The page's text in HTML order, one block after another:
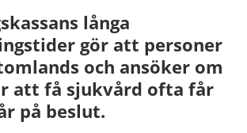
långa
gör att personer
och ansöker om
att få sjukvård ofta får
på beslut.